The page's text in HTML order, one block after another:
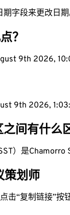
字段来更改日期
？
9th 2026,
9th 2026,
间有什么
）是Chamorro
策划师
击“复制链接”